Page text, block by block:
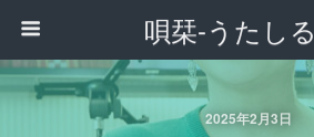
唄栞-うたし
2025年2月3日